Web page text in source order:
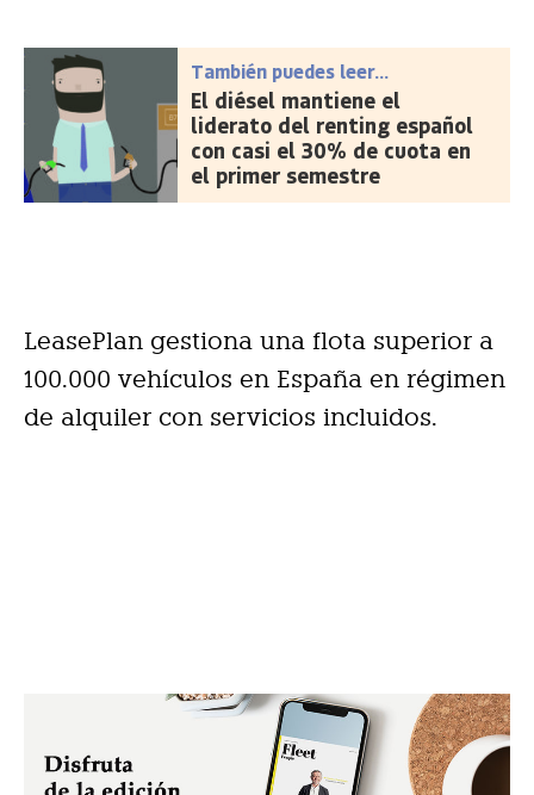
También puedes leer...
El diésel mantiene el
liderato del renting español
con casi el 30% de cuota en
el primer semestre
LeasePlan gestiona una flota superior a
100.000 vehículos en España en régimen
de alquiler con servicios incluidos.